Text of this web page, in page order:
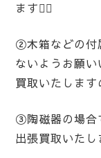
ます🙋‍♀️
②木箱などの付
ないようお願
買取いたします
③陶磁器の場合
出張買取いたし